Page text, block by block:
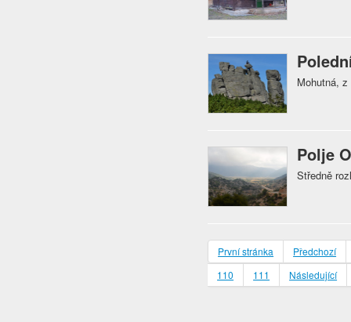
Mohutná,
Polje
Středně
První stránka
Předchozí
110
111 Následující